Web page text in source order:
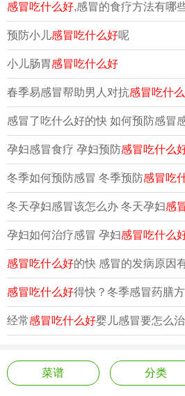
感冒吃什么好,感冒的食疗方法有哪
预防小儿感冒吃什么好呢
小儿肠胃感冒吃什么好
春季易感冒帮助男人对抗感冒吃什
孕妇感冒食疗 孕妇预防感冒吃什么
冬季如何预防感冒 冬季预防感冒吃
冬天孕妇感冒该怎么办 冬天孕妇感
孕妇如何治疗感冒 孕妇感冒吃什么
感冒吃什么好的快 感冒的发病原因
感冒吃什么好得快？冬季感冒药膳
经常感冒吃什么好婴儿感冒要怎么
菜谱 分类